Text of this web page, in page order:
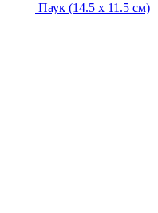
Паук (14.5 х 11.5 см)